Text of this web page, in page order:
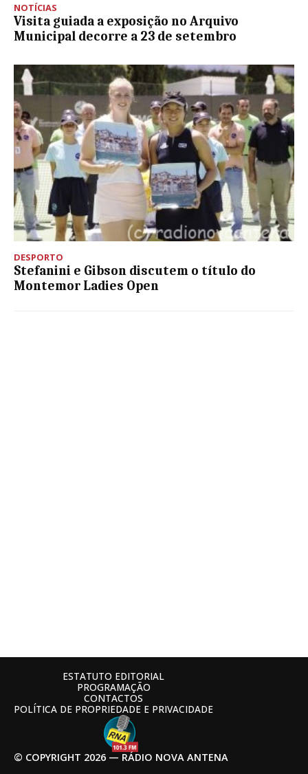
NOTÍCIAS
Visita guiada a exposição no Arquivo
Municipal decorre a 23 de setembro
DESPORTO
Stefanini e Gibson discutem o título do
Montemor Ladies Open
© COPYRIGHT 2026 — RÁDIO NOVA ANTENA
ESTATUTO EDITORIAL
PROGRAMAÇÃO
CONTACTOS
POLÍTICA DE PROPRIEDADE E PRIVACIDADE